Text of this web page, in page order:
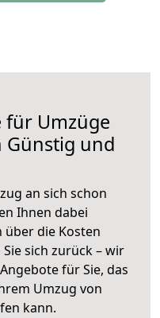
für Umzüge
Günstig und
an sich schon
Ihnen dabei
über die Kosten
sich zurück – wir
für Sie, das
Umzug von
kann.